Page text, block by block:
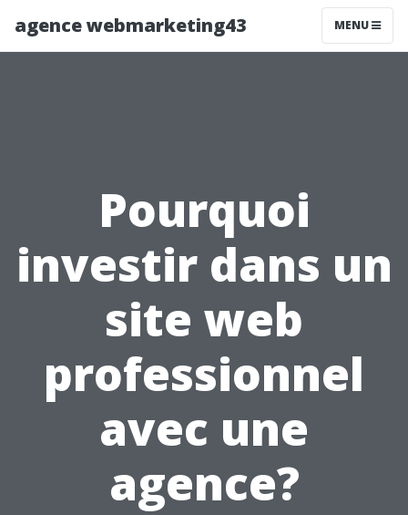
agence webmarketing43 MENU
Pourquoi
investir dans un
site web
professionnel
avec une
agence?